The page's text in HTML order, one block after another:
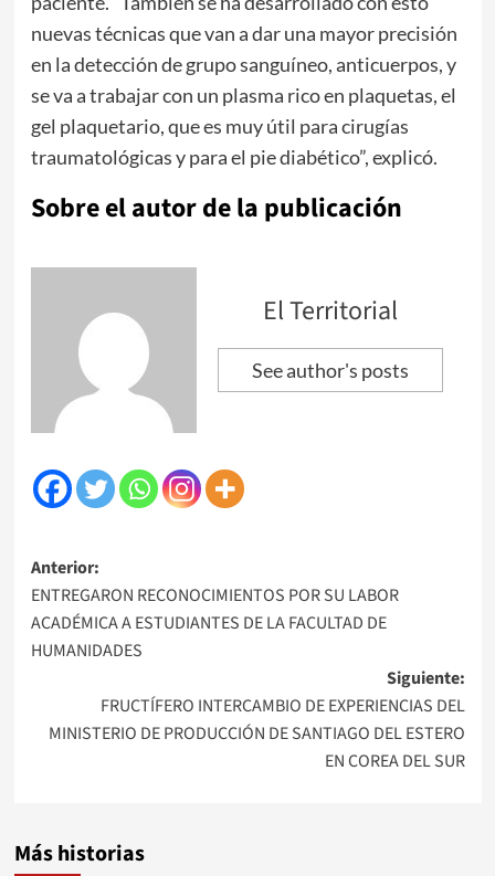
nuevas técnicas que van a dar una mayor precisión
en la detección de grupo sanguíneo, anticuerpos, y
se va a trabajar con un plasma rico en plaquetas, el
gel plaquetario, que es muy útil para cirugías
traumatológicas y para el pie diabético”, explicó.
Sobre el autor de la publicación
El Territorial
See author's posts
Navegación
de
entradas
Anterior:
ENTREGARON RECONOCIMIENTOS POR SU LABOR
ACADÉMICA A ESTUDIANTES DE LA FACULTAD DE
HUMANIDADES
Siguiente:
FRUCTÍFERO INTERCAMBIO DE EXPERIENCIAS DEL
MINISTERIO DE PRODUCCIÓN DE SANTIAGO DEL ESTERO
EN COREA DEL SUR
Más historias